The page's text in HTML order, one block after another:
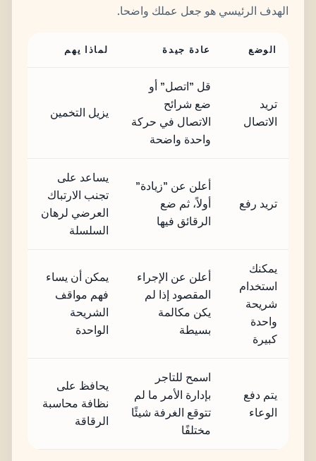
الهدف الرئيسي هو جعل عملك واضحا.
الوضع عادة جيدة لماذا يهم
تريد
الاتصال
قل "اتصل" أو
ضع شرائح
الاتصال في حركة
واحدة واضحة
يزيل التخمين
تريد رفع
أعلن عن "زيادة"
أولاً، ثم ضع
الرقائق فيها
يساعد على
تجنب الارتباك
العرضي لرهان
السلسلة
يمكنك
استخدام
شريحة
واحدة
كبيرة
أعلن عن الإجراء
المقصود إذا لم
يكن مكالمة
بسيطة
يمكن أن يساء
فهم مواقف
الشريحة
الواحدة
يتم دفع
الوعاء
اسمح للتاجر
بإدارة الأمر ما لم
تتوقع الغرفة شيئًا
مختلفًا
يحافظ على
نظافة محاسبة
الرقاقة